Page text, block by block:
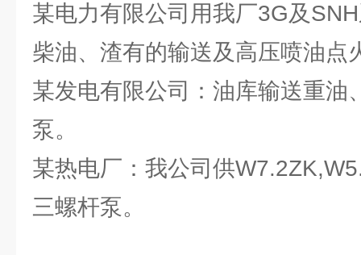
某电力有限公司用我厂3G及
柴油、渣有的输送及高压喷油点
某发电有限公司：油库输送重油
泵。
某热电厂：我公司供
三螺杆泵。